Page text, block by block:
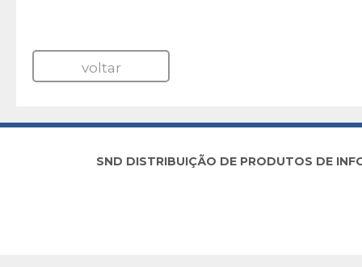
voltar
SND DISTRIBUIÇÃO DE PRODUTOS DE